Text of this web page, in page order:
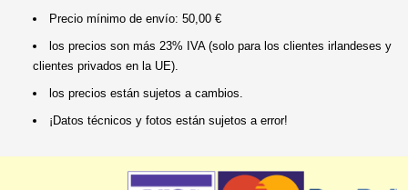
Precio mínimo de envío: 50,00 €
los precios son más 23% IVA (solo para los clientes irlandeses y
clientes privados en la UE).
los precios están sujetos a cambios.
¡Datos técnicos y fotos están sujetos a error!